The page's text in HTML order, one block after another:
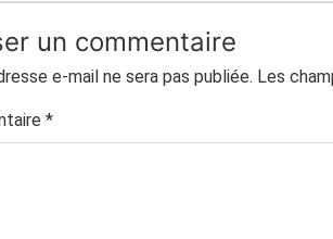
un commentaire
e-mail ne sera pas publiée. Les
*